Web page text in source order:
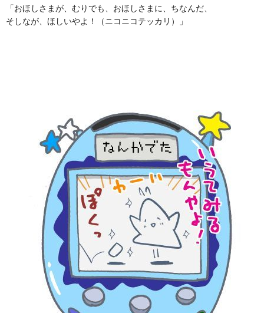
「おほしさまが、むりでも、おほしさまに、ちなんだ、
そしなが、ほしいやよ！（ニコニコテッカリ）」